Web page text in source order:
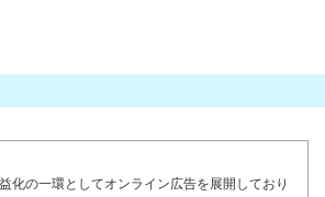
化の一環としてオンライン広告を展開しており